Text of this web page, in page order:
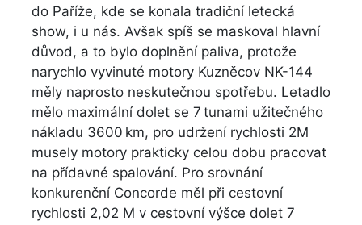
do Paříže, kde se konala tradiční letecká
show, i u nás. Avšak spíš se maskoval hlavní
důvod, a to bylo doplnění paliva, protože
narychlo vyvinuté motory Kuzněcov NK-144
měly naprosto neskutečnou spotřebu. Letadlo
mělo maximální dolet se 7 tunami užitečného
nákladu 3600 km, pro udržení rychlosti 2M
musely motory prakticky celou dobu pracovat
na přídavné spalování. Pro srovnání
konkurenční Concorde měl při cestovní
rychlosti 2,02 M v cestovní výšce dolet 7